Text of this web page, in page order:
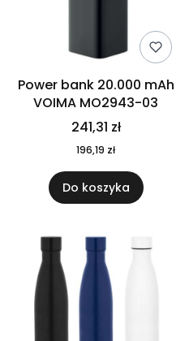
Power bank 20.000 mAh
VOIMA MO2943-03
241,31 zł
196,19 zł
Do koszyka